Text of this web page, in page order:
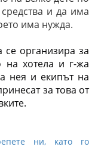
и да има
има нужда.
се организира за
на хотела и г-жа
нея и екипът на
за това от
ни, като го